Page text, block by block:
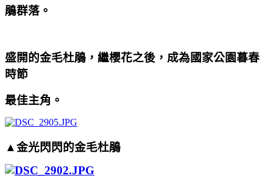
鵑群落。
盛開的金毛杜鵑，繼櫻花之後，成為國家公園暮春
時節
最佳主角。
▲金光閃閃的金毛杜鵑